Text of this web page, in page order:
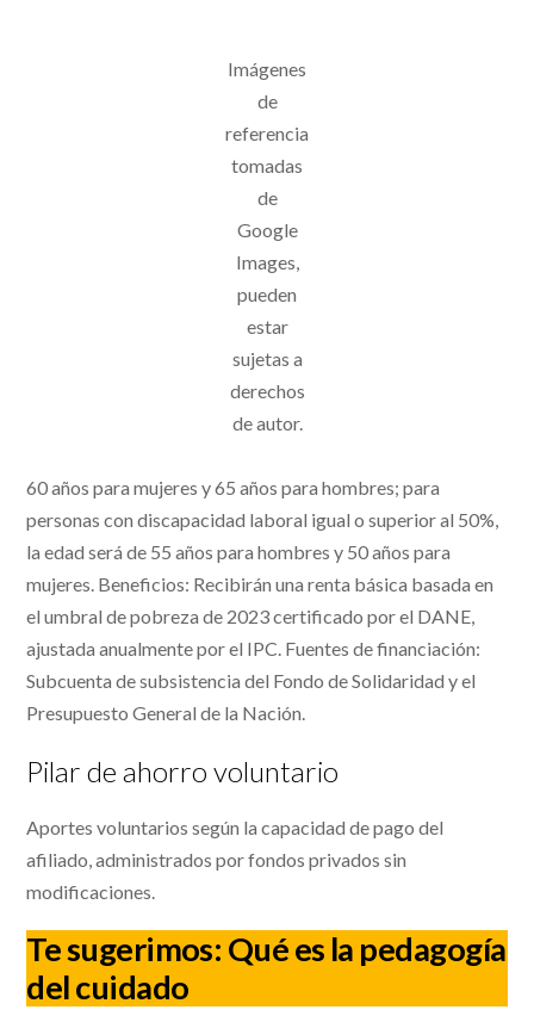
Imágenes
de
referencia
tomadas
de
Google
Images,
pueden
estar
sujetas a
derechos
de autor.
60 años para mujeres y 65 años para hombres; para
personas con discapacidad laboral igual o superior al 50%,
la edad será de 55 años para hombres y 50 años para
mujeres. Beneficios: Recibirán una renta básica basada en
el umbral de pobreza de 2023 certificado por el DANE,
ajustada anualmente por el IPC. Fuentes de financiación:
Subcuenta de subsistencia del Fondo de Solidaridad y el
Presupuesto General de la Nación.
Pilar de ahorro voluntario
Aportes voluntarios según la capacidad de pago del
afiliado, administrados por fondos privados sin
modificaciones.
Te sugerimos: Qué es la pedagogía
del cuidado